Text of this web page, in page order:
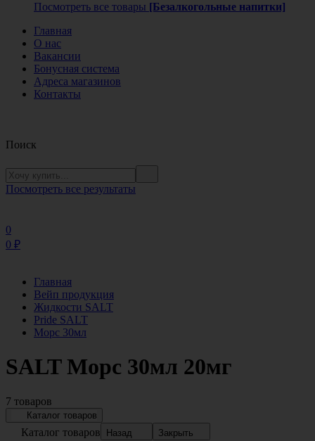
Посмотреть все товары [Безалкогольные напитки]
Главная
О нас
Вакансии
Бонусная система
Адреса магазинов
Контакты
Поиск
Посмотреть все результаты
0
0 ₽
Главная
Вейп продукция
Жидкости SALT
Pride SALT
Морс 30мл
SALT Морс 30мл 20мг
7 товаров
Каталог товаров
Каталог товаров Назад Закрыть